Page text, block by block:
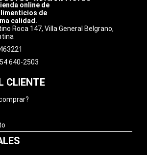
online de
de
calidad.
Roca 147, Villa General Belgrano,
640-2503
CLIENTE